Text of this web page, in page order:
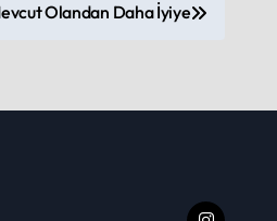
Olandan Daha İyiye